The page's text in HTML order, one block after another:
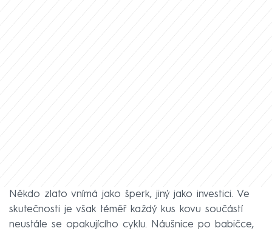
Někdo zlato vnímá jako šperk, jiný jako investici. Ve
skutečnosti je však téměř každý kus kovu součástí
neustále se opakujícího cyklu. Náušnice po babičce,